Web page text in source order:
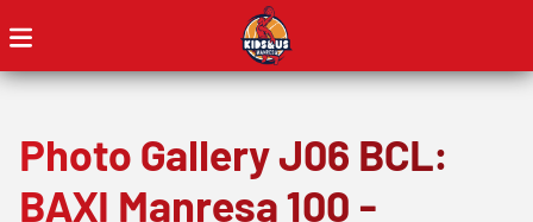
Photo Gallery J06 BCL:
BAXI Manresa 100 -